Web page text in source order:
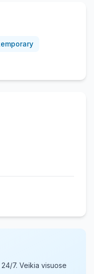
7. Veikia visuose